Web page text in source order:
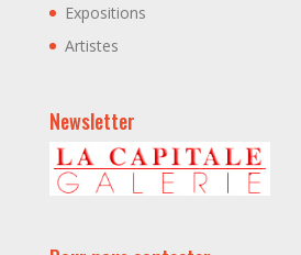
Expositions
Artistes
Newsletter